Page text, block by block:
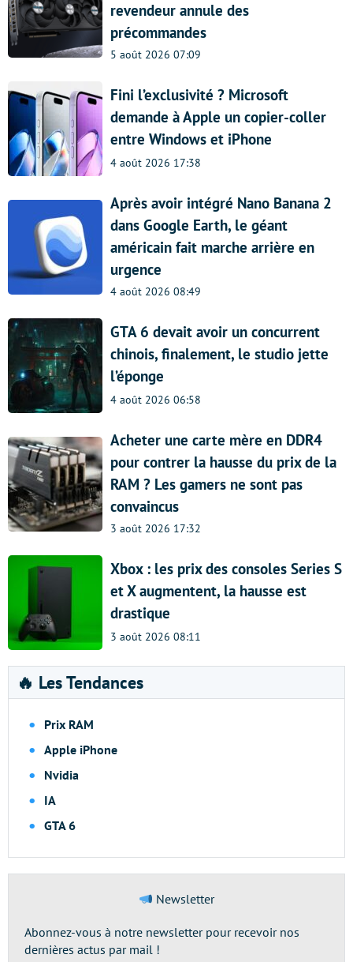
revendeur annule des
précommandes
5 août 2026 07:09
Fini l’exclusivité ? Microsoft
demande à Apple un copier-coller
entre Windows et iPhone
4 août 2026 17:38
Après avoir intégré Nano Banana 2
dans Google Earth, le géant
américain fait marche arrière en
urgence
4 août 2026 08:49
GTA 6 devait avoir un concurrent
chinois, finalement, le studio jette
l’éponge
4 août 2026 06:58
Acheter une carte mère en DDR4
pour contrer la hausse du prix de la
RAM ? Les gamers ne sont pas
convaincus
3 août 2026 17:32
Xbox : les prix des consoles Series S
et X augmentent, la hausse est
drastique
3 août 2026 08:11
🔥 Les Tendances
Prix RAM
Apple iPhone
Nvidia
IA
GTA 6
Newsletter
Abonnez-vous à notre newsletter pour recevoir nos
dernières actus par mail !